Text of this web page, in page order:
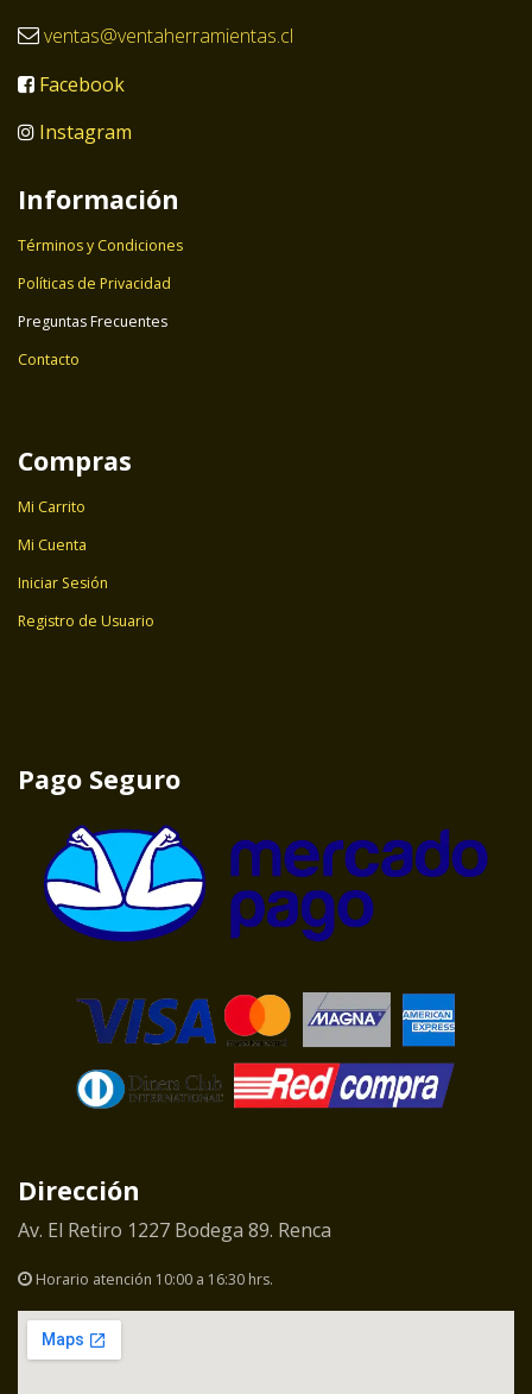
ventas@ventaherramientas.cl
Facebook
Instagram
Información
Términos y Condiciones
Políticas de Privacidad
Preguntas Frecuentes
Contacto
Compras
Mi Carrito
Mi Cuenta
Iniciar Sesión
Registro de Usuario
Pago Seguro
Dirección
Av. El Retiro 1227 Bodega 89. Renca
Horario atención 10:00 a 16:30 hrs.